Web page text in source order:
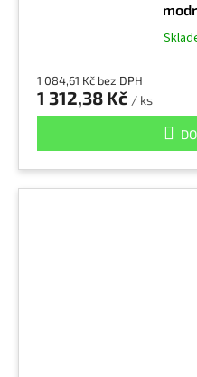
1 084,61 Kč bez DPH
1 312,38 Kč / ks